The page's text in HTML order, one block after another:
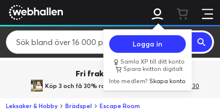
Logga in
Samla XP till ditt konto
Spara kvitton digitalt
Inte medlem?Skapa konto
Fri frakt över 800 kr.
Köp 3 och få 30% rabatt med rabattkoden 3Gives30
Leksaker & Hobby Brädspel Escape Room